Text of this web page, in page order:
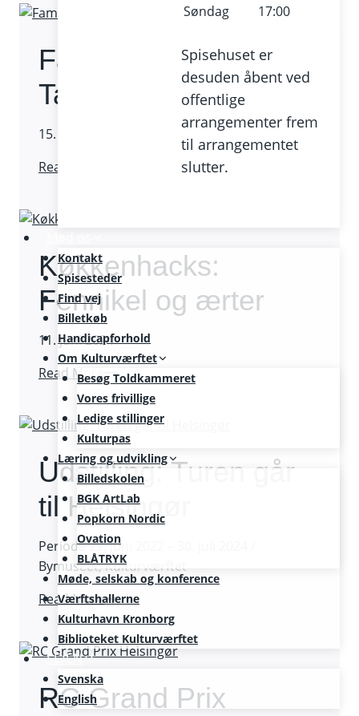
Søndag
17:00
Spisehuset er
desuden åbent ved
offentlige
arrangementer frem
til arrangementet
slutter.
Kontakt
Spisesteder
Find vej
Billetkøb
Handicapforhold
Om Kulturværftet
Besøg Toldkammeret
Vores frivillige
Ledige stillinger
Kulturpas
Læring og udvikling
Billedskolen
BGK ArtLab
Popkorn Nordic
Ovation
BLÅTRYK
Møde, selskab og konference
Værftshallerne
Kulturhavn Kronborg
Biblioteket Kulturværftet
SE/EN
Svenska
English
Familiekoncert: Tikke
Takke Trio
15. juni 2024 / Liveforbundet
Read More
Familiekoncert:
Køkkenhacks:
Fennikel og ærter
11. juni 2024
Read MoreKøkkenhacks:
Fennikel
og
ærter
Udstilling: Turen går
til Helsingør
Periode 22. juni 2022 – 30. juli 2024 /
Bymuseet, Kulturværftet
Read MoreUdstilling:
Turen
går
til
RC Grand Prix